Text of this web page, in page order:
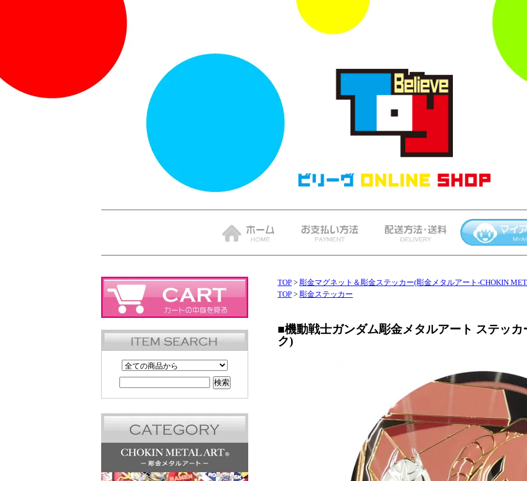
TOP > 彫金マグネット＆彫金ステッカー(彫金メタルアート-CHOKIN
TOP > 彫金ステッカー
■機動戦士ガンダム彫金メタルアート ステッ
ク)